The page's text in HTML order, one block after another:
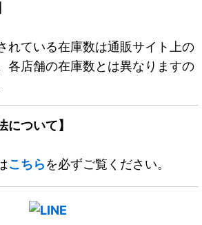
れている在庫数は通販サイト上の
各店舗の在庫数とは異なりますの
について】
こちらを必ずご覧ください。